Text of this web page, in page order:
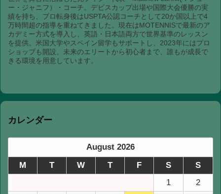
ー・ジャニフ）・コーチ。デビスカップ出場や国際大会優勝の実
績を持ち、プロ転身後はUSPTA公認コーチとして20か国以上で4
万時間超の指導を重ねてきました。現在はMOTENNISで最新のア
カデミー方式を導入し、英語・日本語両方で世界基準のレッスン
を提供。米国大学やスペイン留学もサポートし、2023年にはプロ
ショップも開設。未来のエリートから初心者まで、誰もが成長で
きる環境を用意しています。
カレンダー
August 2026
M
T W T F S
S
1
2